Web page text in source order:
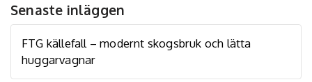
Senaste inläggen
FTG källefall – modernt skogsbruk och lätta
huggarvagnar